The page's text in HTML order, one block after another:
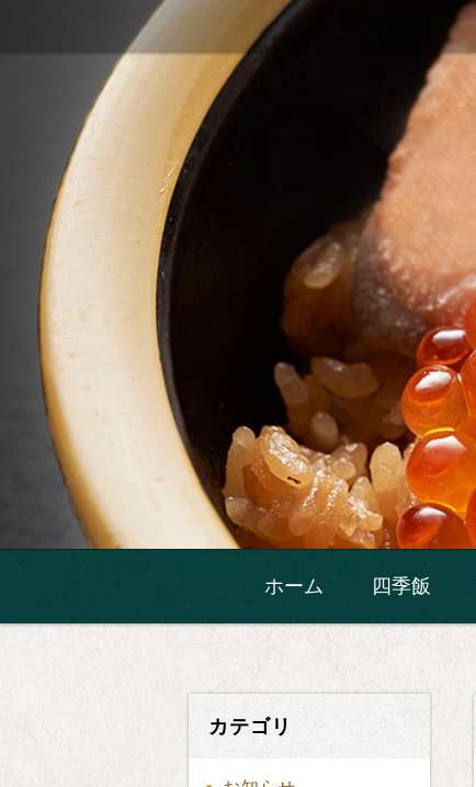
ホーム 四季飯
カテゴリ